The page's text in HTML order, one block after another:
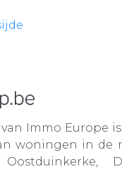
Immo Europe
woningen in de
Oostduinkerke,